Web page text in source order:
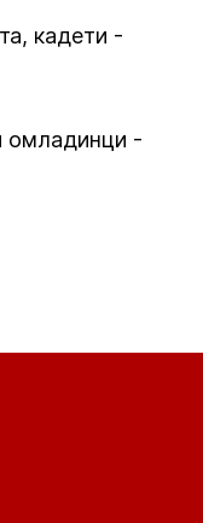
кадети -
омладинци -